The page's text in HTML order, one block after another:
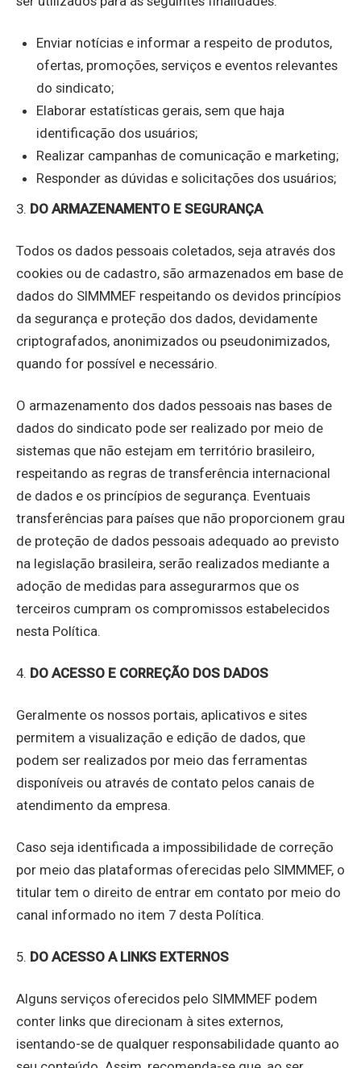
Enviar notícias e informar a respeito de produtos,
ofertas, promoções, serviços e eventos relevantes
do sindicato;
Elaborar estatísticas gerais, sem que haja
identificação dos usuários;
Realizar campanhas de comunicação e marketing;
Responder as dúvidas e solicitações dos usuários;
3. DO ARMAZENAMENTO E SEGURANÇA
Todos os dados pessoais coletados, seja através dos
cookies ou de cadastro, são armazenados em base de
dados do SIMMMEF respeitando os devidos princípios
da segurança e proteção dos dados, devidamente
criptografados, anonimizados ou pseudonimizados,
quando for possível e necessário.
O armazenamento dos dados pessoais nas bases de
dados do sindicato pode ser realizado por meio de
sistemas que não estejam em território brasileiro,
respeitando as regras de transferência internacional
de dados e os princípios de segurança. Eventuais
transferências para países que não proporcionem grau
de proteção de dados pessoais adequado ao previsto
na legislação brasileira, serão realizados mediante a
adoção de medidas para assegurarmos que os
terceiros cumpram os compromissos estabelecidos
nesta Política.
4. DO ACESSO E CORREÇÃO DOS DADOS
Geralmente os nossos portais, aplicativos e sites
permitem a visualização e edição de dados, que
podem ser realizados por meio das ferramentas
disponíveis ou através de contato pelos canais de
atendimento da empresa.
Caso seja identificada a impossibilidade de correção
por meio das plataformas oferecidas pelo SIMMMEF, o
titular tem o direito de entrar em contato por meio do
canal informado no item 7 desta Política.
5. DO ACESSO A LINKS EXTERNOS
Alguns serviços oferecidos pelo SIMMMEF podem
conter links que direcionam à sites externos,
isentando-se de qualquer responsabilidade quanto ao